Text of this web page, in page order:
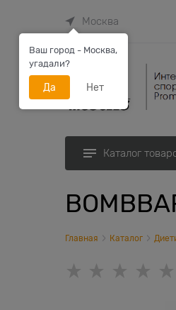
Москва
Каталог
Главная Каталог
Ваш город - Москва,
угадали?
Да Нет